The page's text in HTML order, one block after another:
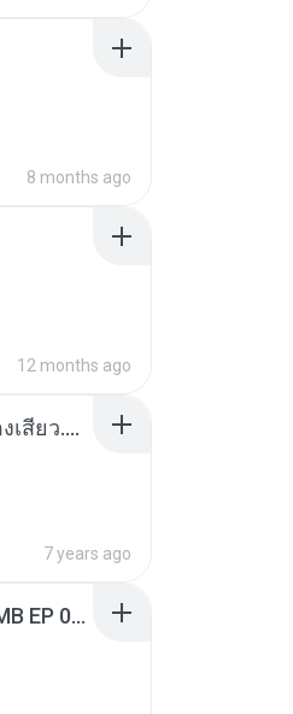
8 months ago
12 months ago
เมียน้อยเหงา พาเสียวค่ะ18+เล่าเรื่องเสียว.mp3
7 years ago
[Witanime.com] RKNGMNNTSRCMB EP 06 HD.mp4